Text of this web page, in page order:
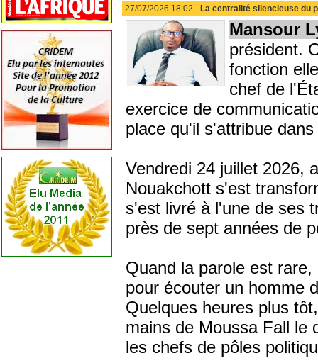
27/07/2026 18:02 - La centralité silencieuse du
Mansour
président.
fonction
chef de
exercice de
place qu'il s'attribue
Vendredi 24 juillet 2026,
Nouakchott s'est
s'est livré à l'une de ses
près de sept années de
Quand la parole est
pour écouter un homme
Quelques heures plus
mains de Moussa Fall le
les chefs de pôles